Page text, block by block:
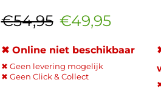
€54,95 €49,95
✖ Online niet beschikbaar
✖ Geen levering mogelijk
✖ Geen Click & Collect